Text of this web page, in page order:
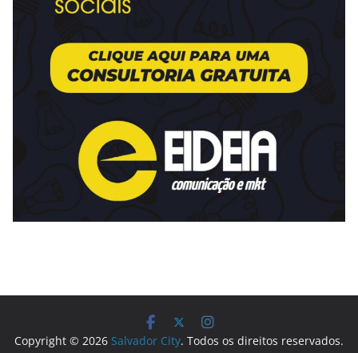
Copyright © 2026 Salvador City. Todos os direitos reservados.